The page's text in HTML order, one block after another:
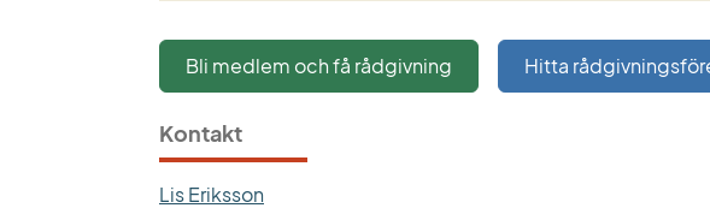
Bli medlem och få rådgivning Hitta
Kontakt
Lis Eriksson